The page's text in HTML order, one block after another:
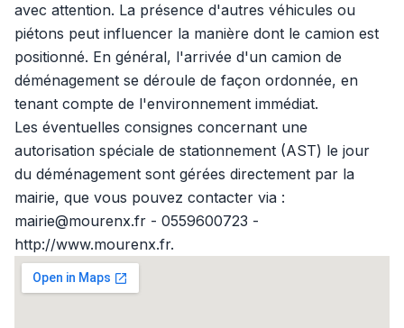
avec attention. La présence d'autres véhicules ou
piétons peut influencer la manière dont le camion est
positionné. En général, l'arrivée d'un camion de
déménagement se déroule de façon ordonnée, en
tenant compte de l'environnement immédiat.
Les éventuelles consignes concernant une
autorisation spéciale de stationnement (AST) le jour
du déménagement sont gérées directement par la
mairie, que vous pouvez contacter via :
mairie@mourenx.fr - 0559600723 -
http://www.mourenx.fr.